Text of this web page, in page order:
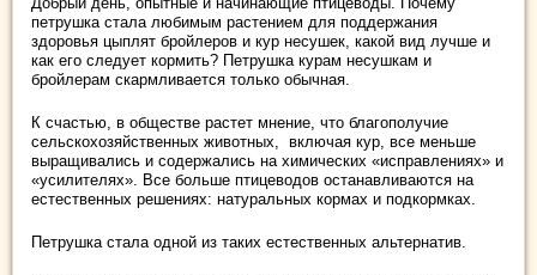
петрушка стала любимым растением для поддержания
здоровья цыплят бройлеров и кур несушек, какой вид лучше и
как его следует кормить? Петрушка курам несушкам и
бройлерам скармливается только обычная.
К счастью, в обществе растет мнение, что благополучие
сельскохозяйственных животных, включая кур, все меньше
выращивались и содержались на химических «исправлениях» и
«усилителях». Все больше птицеводов останавливаются на
естественных решениях: натуральных кормах и подкормках.
Петрушка стала одной из таких естественных альтернатив.